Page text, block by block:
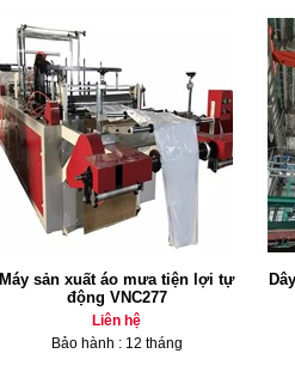
Máy sản xuất áo mưa tiện lợi tự
động VNC277
Liên hệ
Bảo hành : 12 tháng